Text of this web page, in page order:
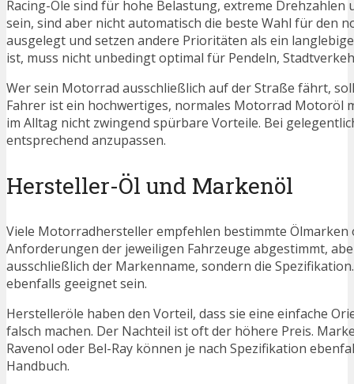
Racing-Öle sind für hohe Belastung, extreme
sein, sind aber nicht automatisch die beste Wahl für den
ausgelegt und setzen andere Prioritäten als ein
ist, muss nicht unbedingt optimal für Pendeln,
Wer sein Motorrad ausschließlich auf der Straße fährt,
Fahrer ist ein hochwertiges, normales Motorrad Motoröl
im Alltag nicht zwingend spürbare Vorteile. Bei
entsprechend anzupassen.
Hersteller-Öl und Markenöl
Viele Motorradhersteller empfehlen bestimmte
Anforderungen der jeweiligen Fahrzeuge abgestimmt,
ausschließlich der Markenname, sondern die
ebenfalls geeignet sein.
Herstelleröle haben den Vorteil, dass sie eine einfache
falsch machen. Der Nachteil ist oft der höhere Preis.
Ravenol oder Bel-Ray können je nach Spezifikation
Handbuch.